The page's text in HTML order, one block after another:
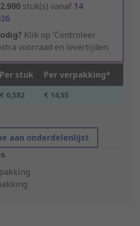
2.900 stuk(s) vanaf 14
Klik op 'Controleer
voorraad en levertijden.
Per stuk Per verpakking*
€ 0,582 € 14,55
aan onderdelenlijst